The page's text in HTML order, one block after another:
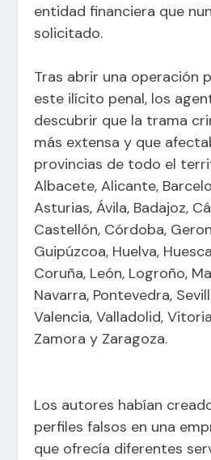
entidad financiera que
solicitado.
Tras abrir una operación
este ilícito penal, los
descubrir que la trama
más extensa y que
provincias de todo el
Albacete, Alicante,
Asturias, Ávila, Badajoz,
Castellón, Córdoba,
Guipúzcoa, Huelva,
Coruña, León, Logroño,
Navarra, Pontevedra,
Valencia, Valladolid,
Zamora y Zaragoza.
Los autores habían
perfiles falsos en una
que ofrecía diferentes